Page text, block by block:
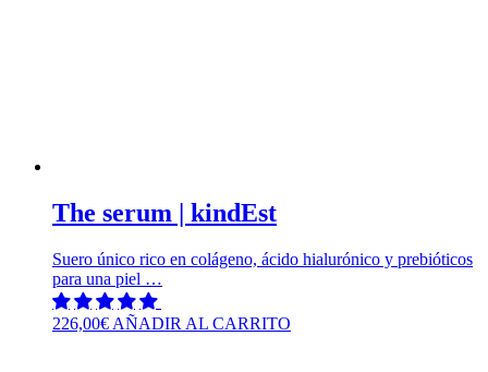
The serum | kindEst
Suero único rico en colágeno, ácido hialurónico y prebióticos
para una piel …
226,00€ AÑADIR AL CARRITO